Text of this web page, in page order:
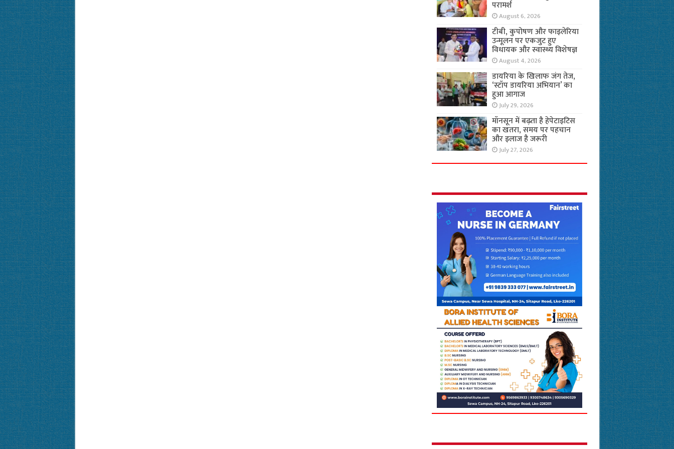
परामर्श
August 6, 2026
टीबी, कुपोषण और फाइलेरिया
उन्मूलन पर एकजुट हुए
विधायक और स्वास्थ्य विशेषज्ञ
August 4, 2026
डायरिया के खिलाफ जंग तेज,
‘स्टॉप डायरिया अभियान’ का
हुआ आगाज
July 29, 2026
मॉनसून में बढ़ता है हेपेटाइटिस
का खतरा, समय पर पहचान
और इलाज है जरूरी
July 27, 2026